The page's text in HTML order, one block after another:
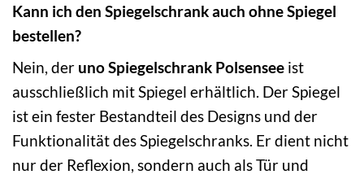
Kann ich den Spiegelschrank auch ohne Spiegel
bestellen?
Nein, der uno Spiegelschrank Polsensee ist
ausschließlich mit Spiegel erhältlich. Der Spiegel
ist ein fester Bestandteil des Designs und der
Funktionalität des Spiegelschranks. Er dient nicht
nur der Reflexion, sondern auch als Tür und